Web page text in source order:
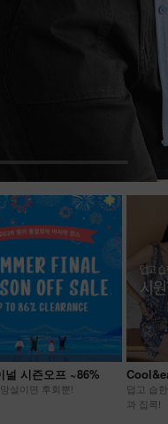
널 시즌오프 ~86%
설이면 후회뿐!
덥고 습
과 집콕!